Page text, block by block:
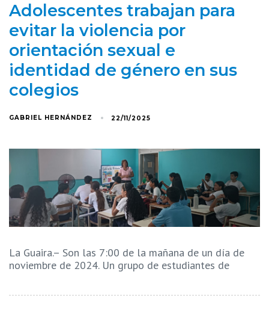
Adolescentes trabajan para
evitar la violencia por
orientación sexual e
identidad de género en sus
colegios
GABRIEL HERNÁNDEZ 22/11/2025
La Guaira.– Son las 7:00 de la mañana de un día de
noviembre de 2024. Un grupo de estudiantes de